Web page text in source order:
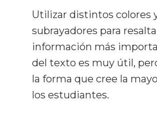
Utilizar distintos colores
subrayadores para
información más
del texto es muy útil,
la forma que cree la
los estudiantes.